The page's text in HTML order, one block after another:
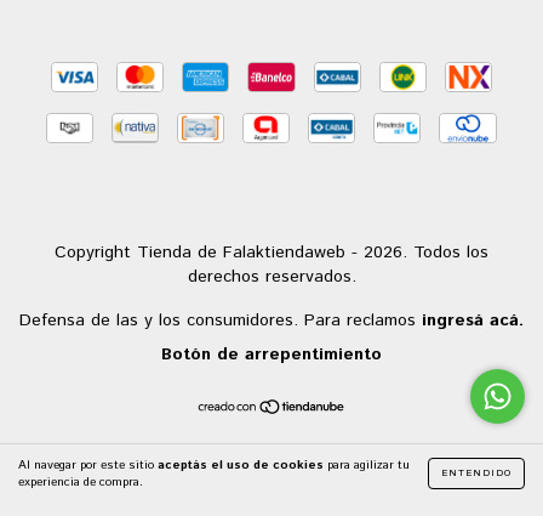
Al navegar por este sitio aceptás el uso de cookies para agilizar tu
experiencia de compra.
ENTENDIDO
Copyright Tienda de Falaktiendaweb - 2026. Todos los
derechos reservados.
Defensa de las y los consumidores. Para reclamos ingresá acá.
Botón de arrepentimiento